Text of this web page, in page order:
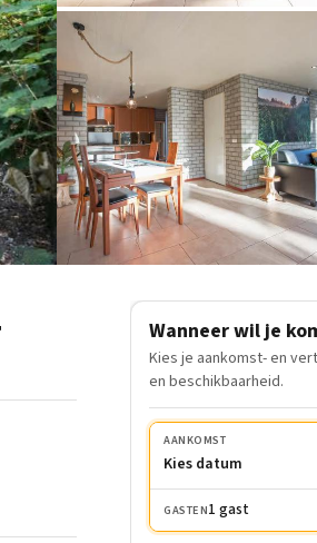
Wanneer wil je
Kies je aankomst- en
en beschikbaarheid.
AANKOMST
Kies datum
GASTEN1 gast